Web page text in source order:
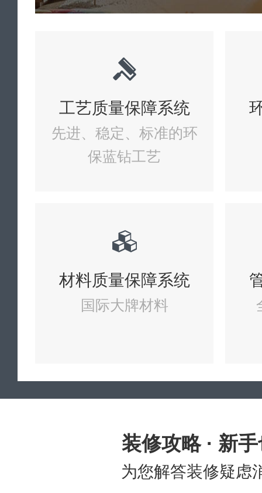
工艺质量保障系统
先进、稳定、标准的环
保蓝钻工艺
材料质量保障系统
国际大牌材料
装修攻略 · 新
为您解答装修疑虑